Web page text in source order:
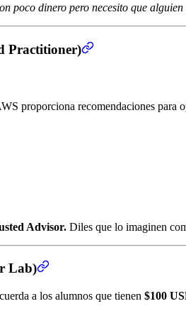
poco dinero pero necesito que
Practitioner)
proporciona recomendaciones
Advisor. Diles que lo imaginen
Lab)
a los alumnos que tienen $100